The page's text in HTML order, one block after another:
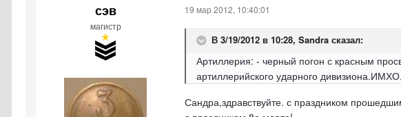
сэв
магистр
19 мар 2012, 10:40:01
В 3/19/2012 в 10:28, Sandra сказал:
Артиллерия: - черный погон с красным
артиллерийского ударного дивизиона.ИМХО.
Сандра,здравствуйте. с праздником